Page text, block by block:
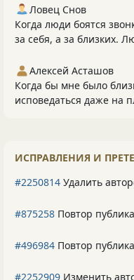
Ловец Снов
Когда люди боятся
за себя, а за близких.
Алексей Асташов
Когда бы мне было
исповедаться даже на
ИСПРАВЛЕНИЯ И
#2250814 Удалить
#875258 Повтор
#496984 Повтор
#2252909 Изменить